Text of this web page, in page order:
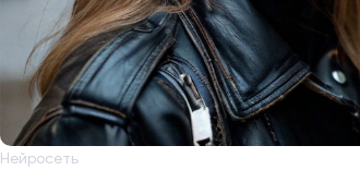
Нейросеть